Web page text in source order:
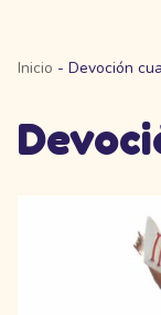
Inicio - Devoción